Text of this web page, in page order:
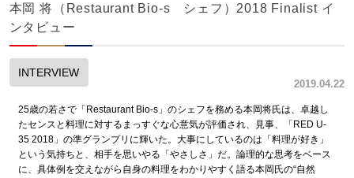
本岡 将（Restaurant Bio-s シェフ）2018 Finalist イ
ンタビュー
INTERVIEW
2019.04.22
25歳の若さで「Restaurant Bio-s」のシェフを務める本岡将氏は、卓越し
たセンスと料理に対するまっすぐな心意気が評価され、見事、「RED U-
35 2018」の準グランプリに輝いた。大事にしているのは「料理が好き」
という気持ちと、相手を思いやる「やさしさ」だ。論理的な思考をベース
に、具体例を交えながら自身の料理をわかりやすく語る本岡氏の“自然